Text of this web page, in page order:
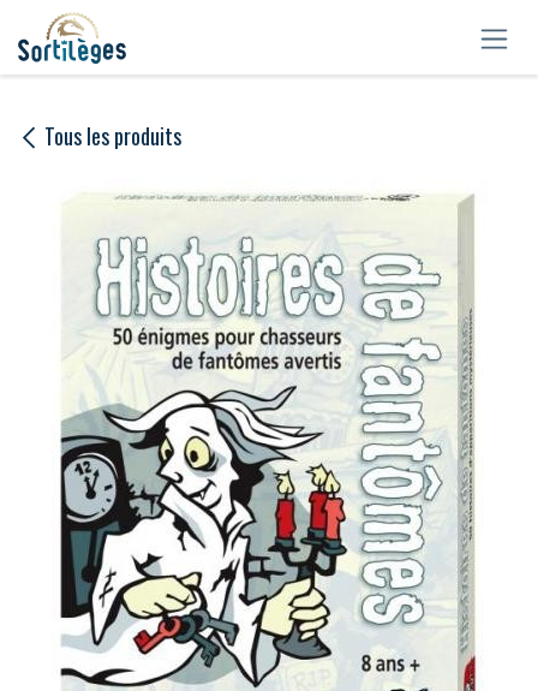
Se rendre au contenu
Tous les produits